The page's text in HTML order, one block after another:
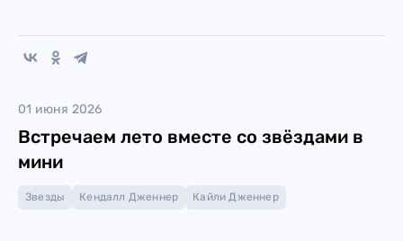
01 июня 2026
Встречаем лето вместе со звёздами в
мини
Звезды Кендалл Дженнер Кайли Дженнер